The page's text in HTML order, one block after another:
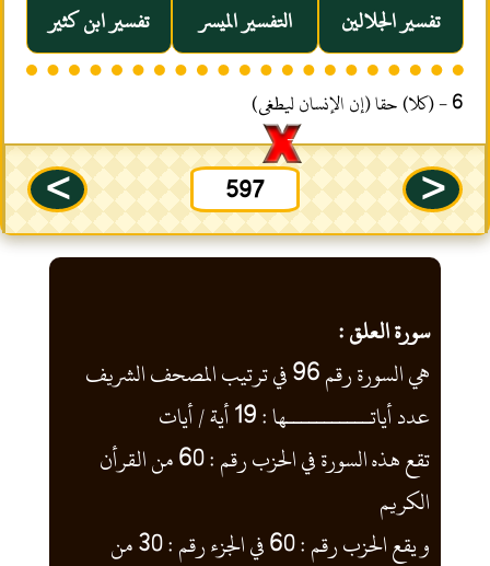
تفسير الجلالين التفسير الميسر تفسير ابن كثير
6 - (كلا) حقا (إن الإنسان ليطغى)
--
<
597
>
سورة العلق :
هي السورة رقم 96 في ترتيب المصحف الشريف
عدد أياتـــــــــــها : 19 أية / أيات
تقع هذه السورة في الحزب رقم : 60 من القرأن
الكريم
و يقع الحزب رقم : 60 في الجزء رقم : 30 من